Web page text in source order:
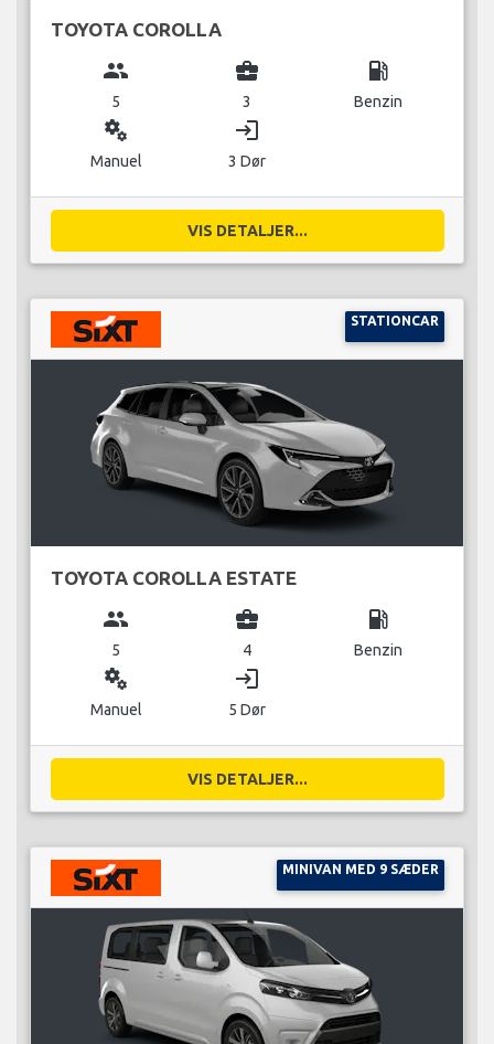
TOYOTA COROLLA
group
5
business_center
3
local_gas_station
Benzin
miscellaneous_services
Manuel
login
3 Dør
VIS DETALJER...
STATIONCAR
TOYOTA COROLLA ESTATE
group
5
business_center
4
local_gas_station
Benzin
miscellaneous_services
Manuel
login
5 Dør
VIS DETALJER...
MINIVAN MED 9 SÆDER